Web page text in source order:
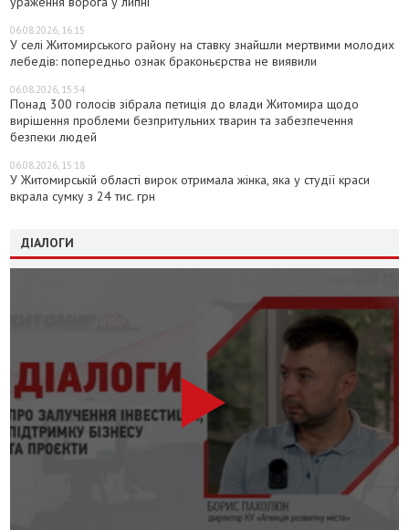
06.08.2026, 16:15
У селі Житомирського району на ставку знайшли мертвими молодих
лебедів: попередньо ознак браконьєрства не виявили
06.08.2026, 15:54
Понад 300 голосів зібрала петиція до влади Житомира щодо
вирішення проблеми безпритульних тварин та забезпечення
безпеки людей
06.08.2026, 15:18
У Житомирській області вирок отримала жінка, яка у студії краси
вкрала сумку з 24 тис. грн
ДІАЛОГИ